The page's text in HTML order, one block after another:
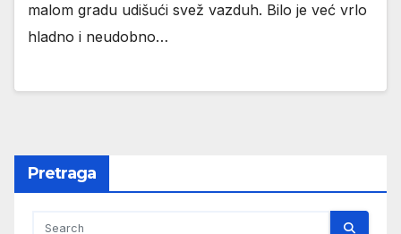
malom gradu udišući svež vazduh. Bilo je već vrlo
hladno i neudobno…
Pretraga